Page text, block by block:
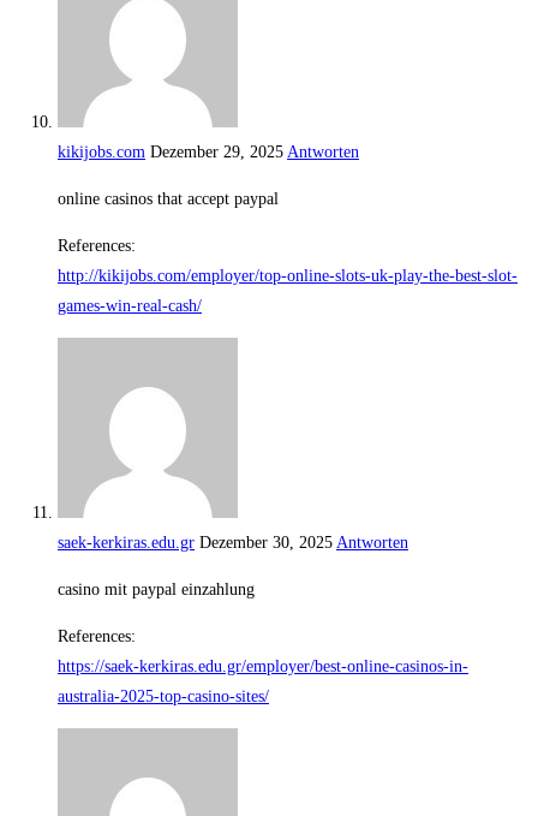
kikijobs.com Dezember 29, 2025 Antworten
online casinos that accept paypal
References:
http://kikijobs.com/employer/top-online-slots-uk-play-the-best-slot-
games-win-real-cash/
saek-kerkiras.edu.gr Dezember 30, 2025 Antworten
casino mit paypal einzahlung
References:
https://saek-kerkiras.edu.gr/employer/best-online-casinos-in-
australia-2025-top-casino-sites/